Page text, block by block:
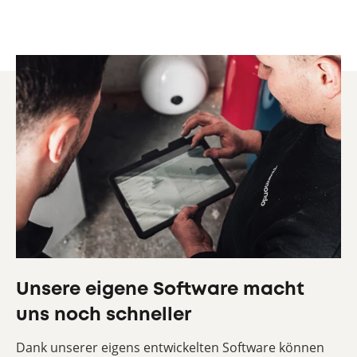
Unsere eigene Software macht
uns noch schneller
Dank unserer eigens entwickelten Software können